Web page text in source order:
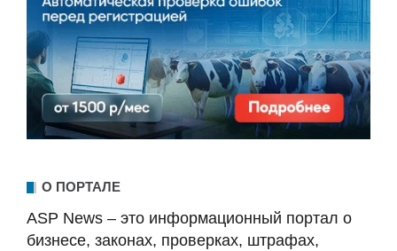
О ПОРТАЛЕ
ASP News – это информационный портал о
бизнесе, законах, проверках, штрафах,